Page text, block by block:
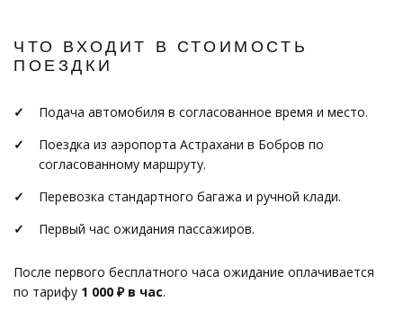
ЧТО ВХОДИТ В СТОИМОСТЬ
ПОЕЗДКИ
Подача автомобиля в согласованное время и место.
Поездка из аэропорта Астрахани в Бобров по
согласованному маршруту.
Перевозка стандартного багажа и ручной клади.
Первый час ожидания пассажиров.
После первого бесплатного часа ожидание оплачивается
по тарифу 1 000 ₽ в час.